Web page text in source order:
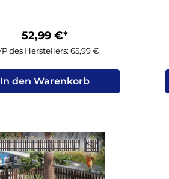
52,99 €*
des Herstellers: 65,99 €
In den Warenkorb